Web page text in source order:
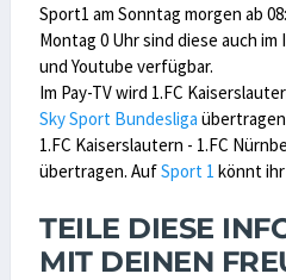
Sport1 am Sonntag morgen ab
Montag 0 Uhr sind diese auch
und Youtube verfügbar.
Im Pay-TV wird 1.FC
Sky Sport Bundesliga
1.FC Kaiserslautern - 1.FC
übertragen. AufSport 1 könnt
TEILE DIESE
MIT DEINEN